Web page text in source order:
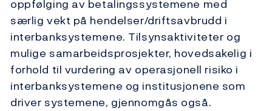
oppfølging av betalingssystemene med
særlig vekt på hendelser/driftsavbrudd i
interbanksystemene. Tilsynsaktiviteter og
mulige samarbeidsprosjekter, hovedsakelig i
forhold til vurdering av operasjonell risiko i
interbanksystemene og institusjonene som
driver systemene, gjennomgås også.